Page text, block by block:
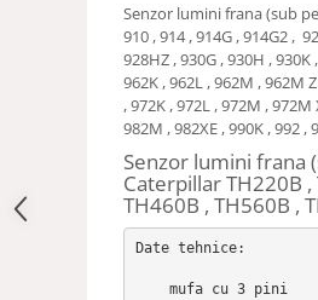
Senzor lumini frana (sub
910 , 914 , 914G , 914G2 ,
928HZ , 930G , 930H , 930K
962K , 962L , 962M , 962M
, 972K , 972L , 972M , 972M
982M , 982XE , 990K , 992 ,
Senzor lumini frana
Caterpillar TH220B ,
TH460B , TH560B ,
Date tehnice:
    mufa cu 3 pini